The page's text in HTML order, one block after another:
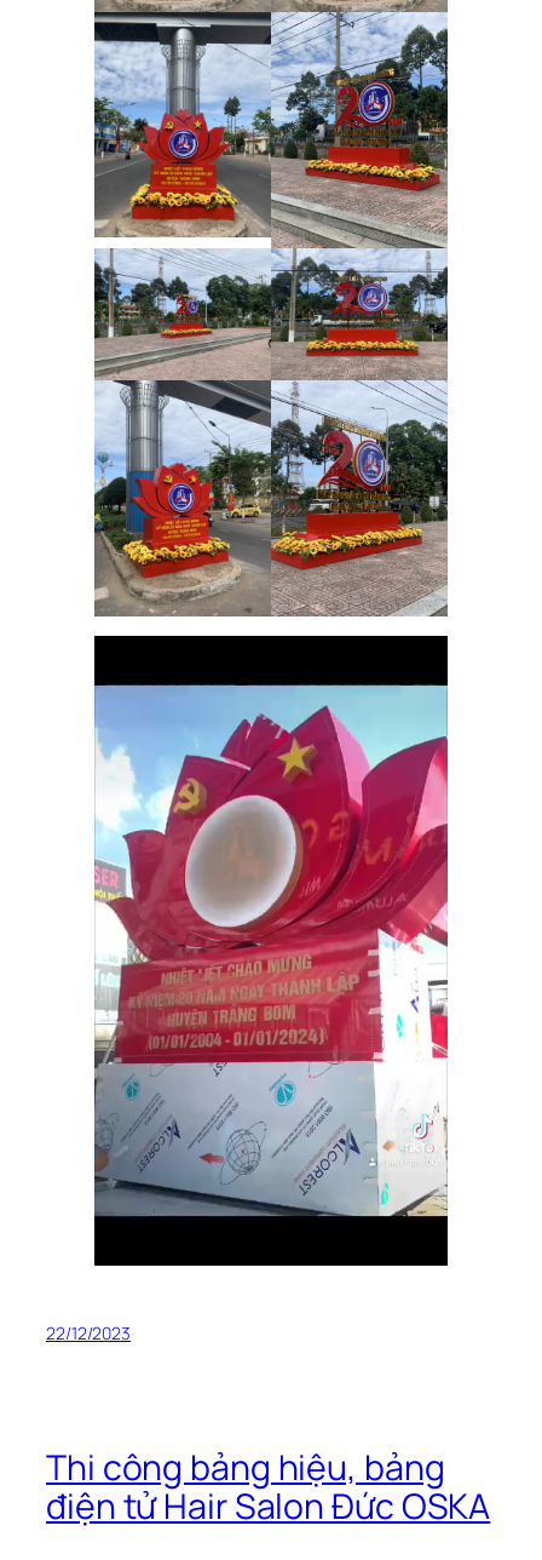
22/12/2023
Thi công bảng hiệu, bảng
điện tử Hair Salon Đức OSKA